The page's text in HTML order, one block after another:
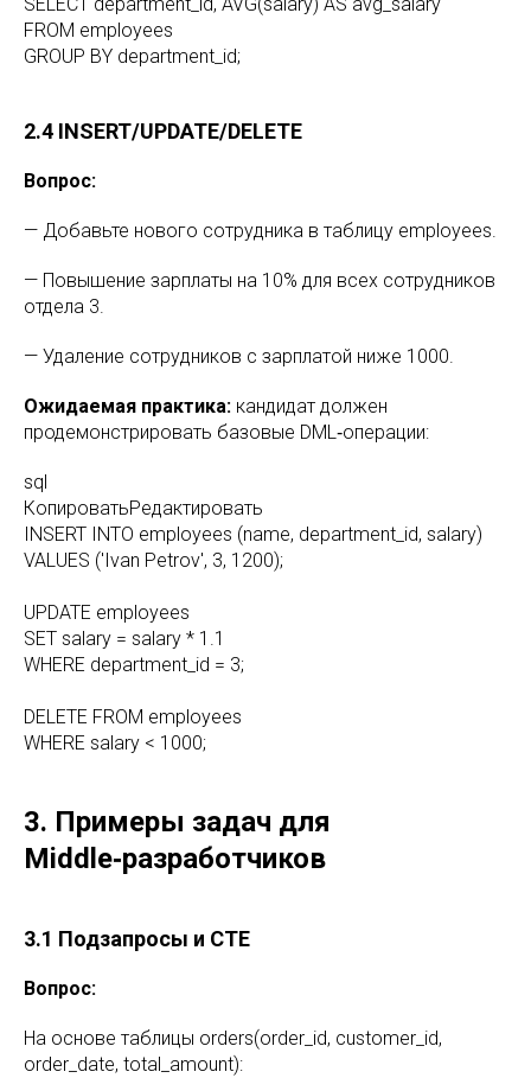
FROM employees
GROUP BY department_id;
2.4 INSERT/UPDATE/DELETE
Вопрос:
— Добавьте нового сотрудника в таблицу employees.
— Повышение зарплаты на 10% для всех сотрудников
отдела 3.
— Удаление сотрудников с зарплатой ниже 1000.
Ожидаемая практика: кандидат должен
продемонстрировать базовые DML‑операции:
sql
КопироватьРедактировать
INSERT INTO employees (name, department_id, salary)
VALUES ('Ivan Petrov', 3, 1200);
UPDATE employees
SET salary = salary * 1.1
WHERE department_id = 3;
DELETE FROM employees
WHERE salary < 1000;
3. Примеры задач для
Middle‑разработчиков
3.1 Подзапросы и CTE
Вопрос:
На основе таблицы orders(order_id, customer_id,
order_date, total_amount):